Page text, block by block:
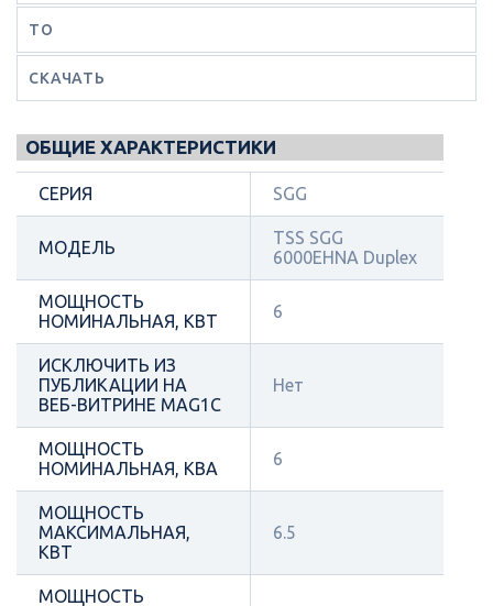
ТО
СКАЧАТЬ
ОБЩИЕ ХАРАКТЕРИСТИКИ
СЕРИЯ SGG
МОДЕЛЬ
TSS SGG
6000EHNA Duplex
МОЩНОСТЬ
НОМИНАЛЬНАЯ, КВТ
6
ИСКЛЮЧИТЬ ИЗ
ПУБЛИКАЦИИ НА
ВЕБ-ВИТРИНЕ MAG1C
Нет
МОЩНОСТЬ
НОМИНАЛЬНАЯ, КВА
6
МОЩНОСТЬ
МАКСИМАЛЬНАЯ,
КВТ
6.5
МОЩНОСТЬ